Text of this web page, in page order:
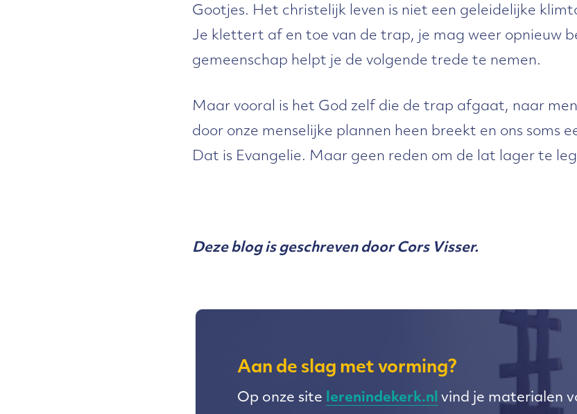
Gootjes. Het christelijk leven is niet een geleidelijke
Je klettert af en toe van de trap, je mag weer opnieuw
gemeenschap helpt je de volgende trede te nemen.
Maar vooral is het God zelf die de trap afgaat, naar
door onze menselijke plannen heen breekt en ons soms
Dat is Evangelie. Maar geen reden om de lat lager te
Deze blog is geschreven door Cors Visser.
Aan de slag met vorming?
Op onze site lerenindekerk.nl vind je materialen